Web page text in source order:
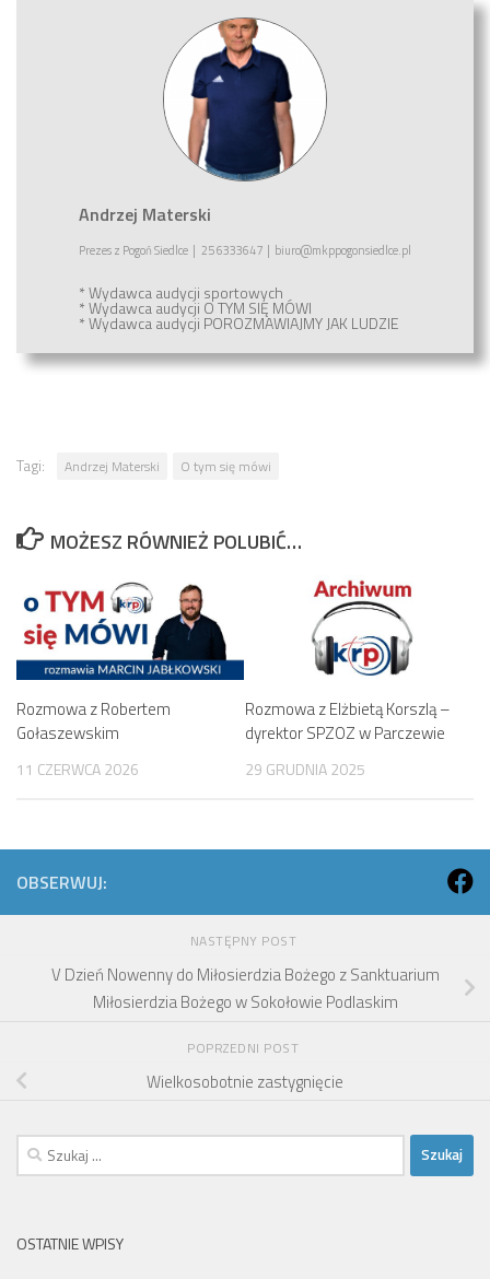
Andrzej Materski
Prezesz Pogoń Siedlce | 25 6333647 | biuro@mkppogonsiedlce.pl
* Wydawca audycji sportowych
* Wydawca audycji O TYM SIĘ MÓWI
* Wydawca audycji POROZMAWIAJMY JAK LUDZIE
Tagi: Andrzej Materski O tym się mówi
MOŻESZ RÓWNIEŻ POLUBIĆ…
Rozmowa z Robertem
Gołaszewskim
11 CZERWCA 2026
Rozmowa z Elżbietą Korszlą –
dyrektor SPZOZ w Parczewie
29 GRUDNIA 2025
OBSERWUJ:
NASTĘPNY POST
V Dzień Nowenny do Miłosierdzia Bożego z Sanktuarium
Miłosierdzia Bożego w Sokołowie Podlaskim
POPRZEDNI POST
Wielkosobotnie zastygnięcie
Szukaj:
OSTATNIE WPISY